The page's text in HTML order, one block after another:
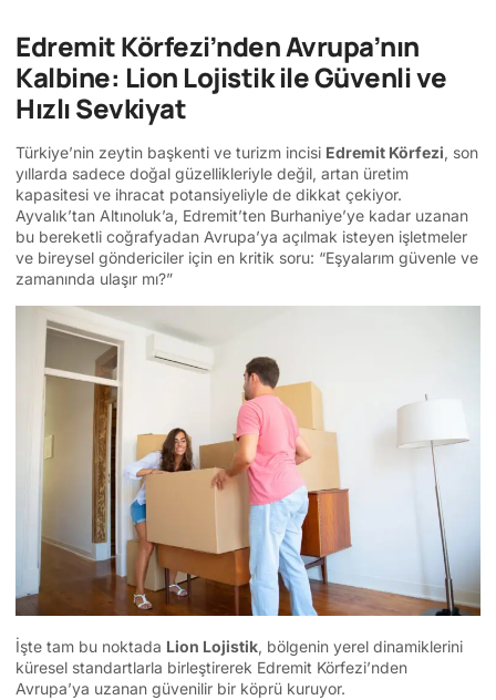
Edremit Körfezi’nden Avrupa’nın
Kalbine: Lion Lojistik ile Güvenli ve
Hızlı Sevkiyat
Türkiye’nin zeytin başkenti ve turizm incisi Edremit Körfezi, son
yıllarda sadece doğal güzellikleriyle değil, artan üretim
kapasitesi ve ihracat potansiyeliyle de dikkat çekiyor.
Ayvalık’tan Altınoluk’a, Edremit’ten Burhaniye’ye kadar uzanan
bu bereketli coğrafyadan Avrupa’ya açılmak isteyen işletmeler
ve bireysel göndericiler için en kritik soru: “Eşyalarım güvenle ve
zamanında ulaşır mı?”
İşte tam bu noktada Lion Lojistik, bölgenin yerel dinamiklerini
küresel standartlarla birleştirerek Edremit Körfezi’nden
Avrupa’ya uzanan güvenilir bir köprü kuruyor.